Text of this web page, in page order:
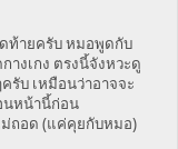
ท้ายครับ หมอพูดกับ
างเกง ตรงนี้จังหวะดู
รับ เหมือนว่าอาจจะ
นหน้านี้ก่อน
ถอด (แค่คุยกับหมอ)